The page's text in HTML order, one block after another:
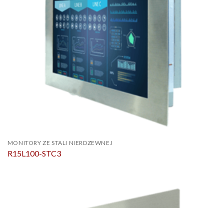
MONITORY ZE STALI NIERDZEWNEJ
R15L100-STC3